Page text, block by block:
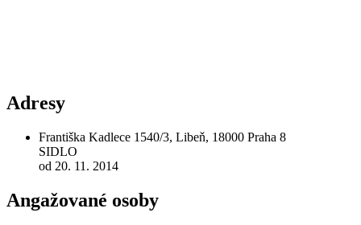
Adresy
Františka Kadlece 1540/3, Libeň, 18000 Praha 8
SIDLO
od 20. 11. 2014
Angažované osoby